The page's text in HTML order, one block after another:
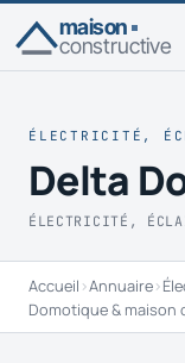
maison
constructive
ÉLECTRICITÉ,
Delta
ÉLECTRICITÉ,
Accueil ›Annuaire›
Domotique & maison